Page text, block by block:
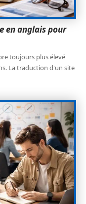
en anglais pour
toujours plus élevé
La traduction d'un site